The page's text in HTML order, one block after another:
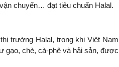
chuyển… đạt tiêu chuẩn Halal.
trường Halal, trong khi Việt Nam
gạo, chè, cà-phê và hải sản, được